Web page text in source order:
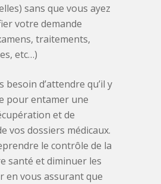
sans que vous ayez
votre demande
traitements,
etc…)
besoin d’attendre qu’il y
pour entamer une
et de
vos dossiers médicaux.
le contrôle de la
santé et diminuer les
en vous assurant que